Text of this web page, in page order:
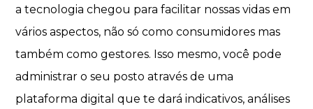
a tecnologia chegou para facilitar nossas vidas em
vários aspectos, não só como consumidores mas
também como gestores. Isso mesmo, você pode
administrar o seu posto através de uma
plataforma digital que te dará indicativos, análises